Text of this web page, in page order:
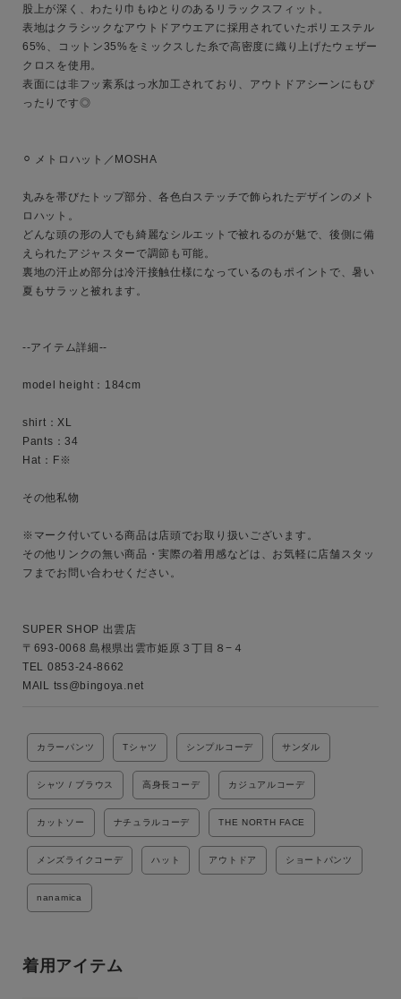
キーワード
性別
カテゴリ
サイズ
ブランド
股上が深く、わたり巾もゆとりのあるリラックスフィット。
表地はクラシックなアウトドアウエアに採用されていたポリエステル
65%、コットン35%をミックスした糸で高密度に織り上げたウェザー
クロスを使用。
表面には非フッ素系はっ水加工されており、アウトドアシーンにもぴ
ったりです◎
⚪︎ メトロハット／MOSHA
丸みを帯びたトップ部分、各色白ステッチで飾られたデザインのメト
ロハット。
どんな頭の形の人でも綺麗なシルエットで被れるのが魅で、後側に備
えられたアジャスターで調節も可能。
裏地の汗止め部分は冷汗接触仕様になっているのもポイントで、暑い
夏もサラッと被れます。
--アイテム詳細--
model height：184cm
shirt：XL
Pants：34
Hat：F※
その他私物
※マーク付いている商品は店頭でお取り扱いございます。
その他リンクの無い商品・実際の着用感などは、お気軽に店舗スタッ
フまでお問い合わせください。
SUPER SHOP 出雲店
〒693-0068 島根県出雲市姫原３丁目８−４
TEL 0853-24-8662
MAIL tss@bingoya.net
カラーパンツ Tシャツ シンプルコーデ サンダル
シャツ / ブラウス 高身長コーデ カジュアルコーデ
カットソー ナチュラルコーデ THE NORTH FACE
メンズライクコーデ ハット アウトドア ショートパンツ
nanamica
着用アイテム